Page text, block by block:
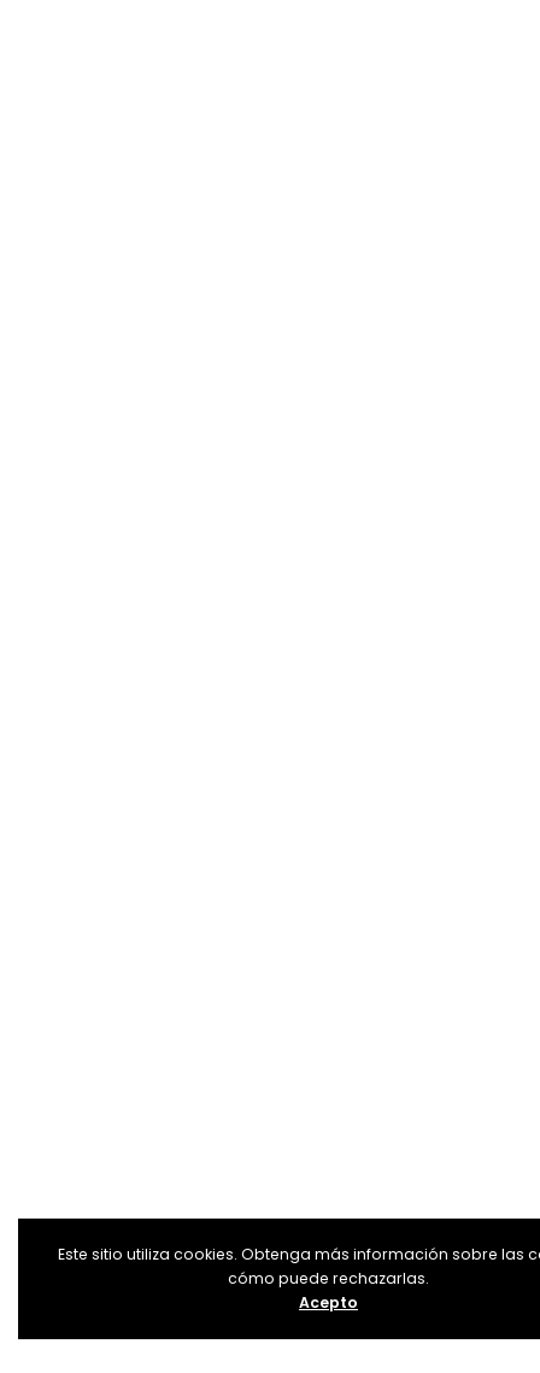
Este sitio utiliza cookies. Obtenga más información sobre las
cómo puede rechazarlas.
Acepto